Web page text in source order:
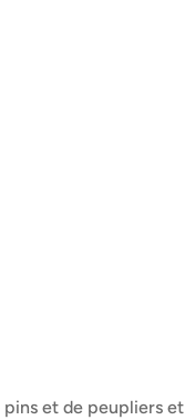
pins et de peupliers et